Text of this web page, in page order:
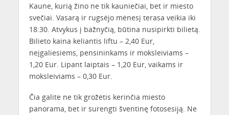
Kaune, kurią žino ne tik kauniečiai, bet ir miesto
svečiai. Vasarą ir rugsėjo mėnesį terasa veikia iki
18:30. Atvykus į bažnyčią, būtina nusipirkti bilietą.
Bilieto kaina keliantis liftu – 2,40 Eur,
neįgaliesiems, pensininkams ir moksleiviams –
1,20 Eur. Lipant laiptais – 1,20 Eur, vaikams ir
moksleiviams – 0,30 Eur.
Čia galite ne tik grožėtis kerinčia miesto
panorama, bet ir surengti šventinę fotosesiją. Ne